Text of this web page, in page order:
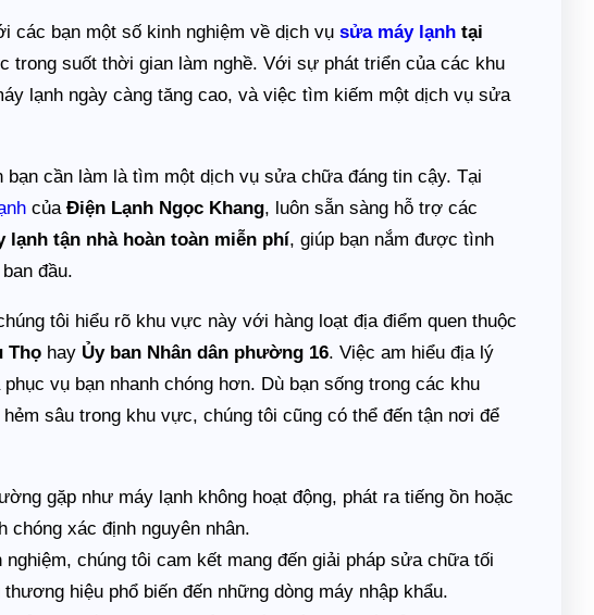
các bạn một số kinh nghiệm về dịch vụsửa máy lạnh tại
trong suốt thời gian làm nghề. Với sự phát triển của các khu
lạnh ngày càng tăng cao, và việc tìm kiếm một dịch vụ sửa
cần làm là tìm một dịch vụ sửa chữa đáng tin cậy. Tại
củaĐiện Lạnh Ngọc Khang, luôn sẵn sàng hỗ trợ các
lạnh tận nhà hoàn toàn miễn phí, giúp bạn nắm được tình
đầu.
tôi hiểu rõ khu vực này với hàng loạt địa điểm quen thuộc
Thọ hay Ủy ban Nhân dân phường 16. Việc am hiểu địa lý
vụ bạn nhanh chóng hơn. Dù bạn sống trong các khu
sâu trong khu vực, chúng tôi cũng có thể đến tận nơi để
gặp như máy lạnh không hoạt động, phát ra tiếng ồn hoặc
chóng xác định nguyên nhân.
chúng tôi cam kết mang đến giải pháp sửa chữa tối
hiệu phổ biến đến những dòng máy nhập khẩu.